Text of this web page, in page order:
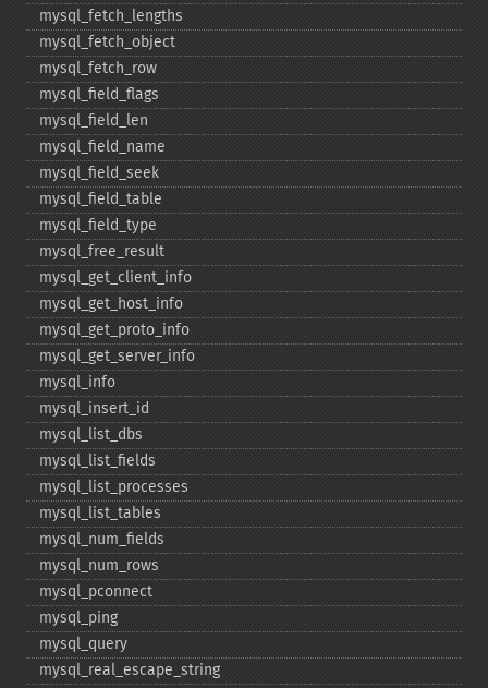
mysql_​fetch_​lengths
mysql_​fetch_​object
mysql_​fetch_​row
mysql_​field_​flags
mysql_​field_​len
mysql_​field_​name
mysql_​field_​seek
mysql_​field_​table
mysql_​field_​type
mysql_​free_​result
mysql_​get_​client_​info
mysql_​get_​host_​info
mysql_​get_​proto_​info
mysql_​get_​server_​info
mysql_​info
mysql_​insert_​id
mysql_​list_​dbs
mysql_​list_​fields
mysql_​list_​processes
mysql_​list_​tables
mysql_​num_​fields
mysql_​num_​rows
mysql_​pconnect
mysql_​ping
mysql_​query
mysql_​real_​escape_​string